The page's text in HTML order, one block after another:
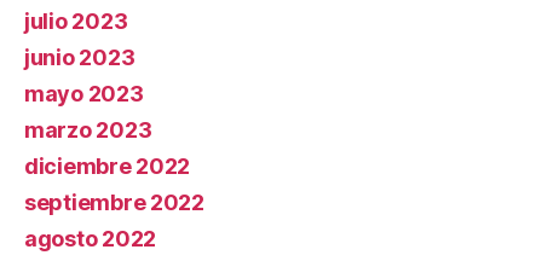
julio 2023
junio 2023
mayo 2023
marzo 2023
diciembre 2022
septiembre 2022
agosto 2022